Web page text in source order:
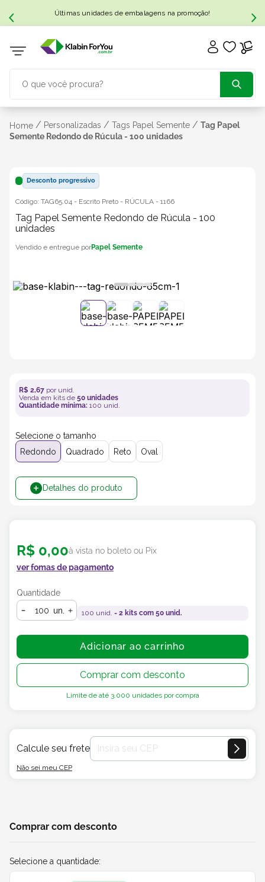
Últimas unidades de embalagens na promoção!
Home / Personalizadas / Tags Papel Semente / Tag Papel
Semente Redondo de Rúcula - 100 unidades
Desconto progressivo
Código: TAG65.04 - Escrito Preto - RÚCULA - 1166
Tag Papel Semente Redondo de Rúcula - 100
unidades
Papel Semente
R$ 2,67 por unid.
Venda em kits de 50 unidades
Quantidade mínima: 100 unid.
Selecione o tamanho
Redondo
Quadrado Reto Oval
Detalhes do produto
R$ 0,00à vista no boleto ou Pix
ver fomas de pagamento
Quantidade
un.
100 unid. = 2 kits com 50 unid.
Adicionar ao carrinho
Comprar com desconto
Limite de até 3.000 unidades por compra
Calcule seu frete
Não sei meu CEP
Comprar com desconto
Selecione a quantidade:
TERMOS MAIS BUSCADOS
3º caixa sedex
5º transporte
6º bebida
10º bebidas